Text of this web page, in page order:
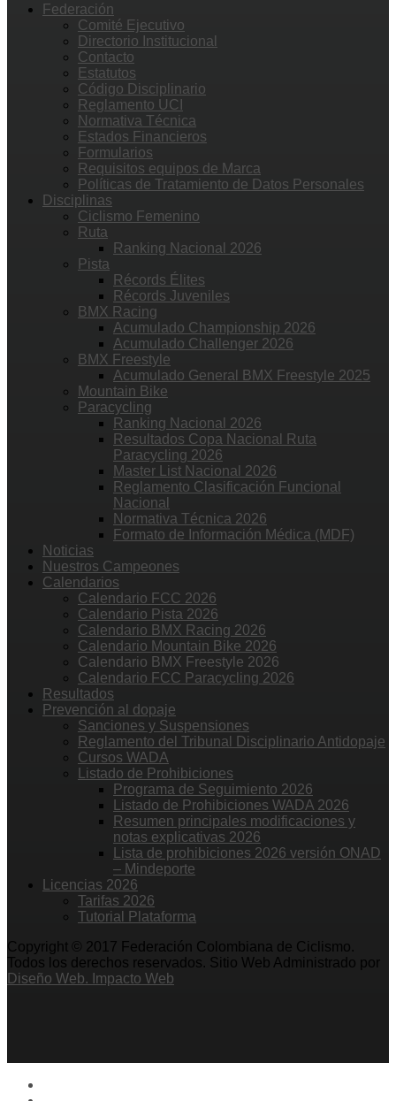
Federación
Comité Ejecutivo
Directorio Institucional
Contacto
Estatutos
Código Disciplinario
Reglamento UCI
Normativa Técnica
Estados Financieros
Formularios
Requisitos equipos de Marca
Políticas de Tratamiento de Datos Personales
Disciplinas
Ciclismo Femenino
Ruta
Ranking Nacional 2026
Pista
Récords Élites
Récords Juveniles
BMX Racing
Acumulado Championship 2026
Acumulado Challenger 2026
BMX Freestyle
Acumulado General BMX Freestyle 2025
Mountain Bike
Paracycling
Ranking Nacional 2026
Resultados Copa Nacional Ruta
Paracycling 2026
Master List Nacional 2026
Reglamento Clasificación Funcional
Nacional
Normativa Técnica 2026
Formato de Información Médica (MDF)
Noticias
Nuestros Campeones
Calendarios
Calendario FCC 2026
Calendario Pista 2026
Calendario BMX Racing 2026
Calendario Mountain Bike 2026
Calendario BMX Freestyle 2026
Calendario FCC Paracycling 2026
Resultados
Prevención al dopaje
Sanciones y Suspensiones
Reglamento del Tribunal Disciplinario Antidopaje
Cursos WADA
Listado de Prohibiciones
Programa de Seguimiento 2026
Listado de Prohibiciones WADA 2026
Resumen principales modificaciones y
notas explicativas 2026
Lista de prohibiciones 2026 versión ONAD
– Mindeporte
Licencias 2026
Tarifas 2026
Tutorial Plataforma
Copyright © 2017 Federación Colombiana de Ciclismo.
Todos los derechos reservados. Sitio Web Administrado por
Diseño Web. Impacto Web